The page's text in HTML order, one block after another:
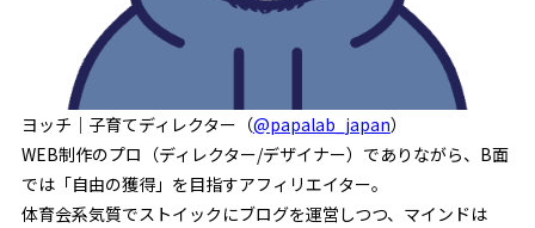
ヨッチ｜子育てディレクター（@papalab_japan）
WEB制作のプロ（ディレクター/デザイナー）でありながら、B面
では「自由の獲得」を目指すアフィリエイター。
体育会系気質でストイックにブログを運営しつつ、マインドは